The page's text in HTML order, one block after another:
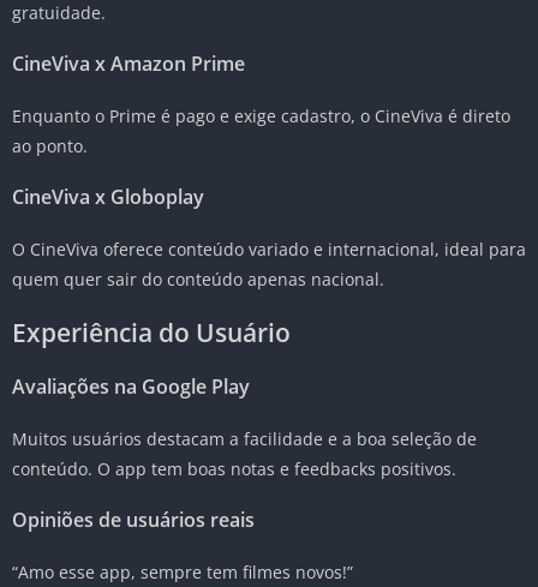
gratuidade.
CineViva x Amazon Prime
Enquanto o Prime é pago e exige cadastro, o CineViva é direto
ao ponto.
CineViva x Globoplay
O CineViva oferece conteúdo variado e internacional, ideal para
quem quer sair do conteúdo apenas nacional.
Experiência do Usuário
Avaliações na Google Play
Muitos usuários destacam a facilidade e a boa seleção de
conteúdo. O app tem boas notas e feedbacks positivos.
Opiniões de usuários reais
“Amo esse app, sempre tem filmes novos!”